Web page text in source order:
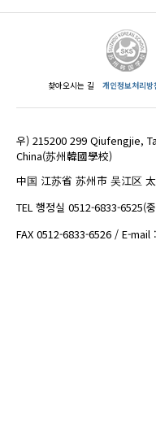
찾아오시는 길 개인정보처리방
우) 215200 299 Qiufengjie,
China(苏州韓國學校)
中国 江苏省 苏州市 吴江区
TEL 행정실 0512-6833-6525(
FAX 0512-6833-6526 / E-